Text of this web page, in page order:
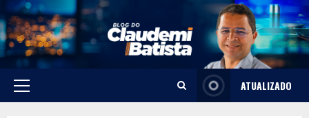
Skip
to
content
Primary
ATUALIZADO